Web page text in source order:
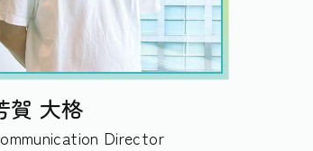
賀 大格
Director